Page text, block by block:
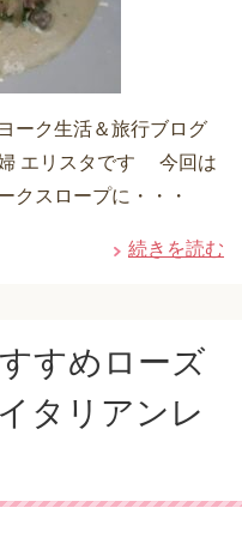
ーク生活＆旅行ブログ
エリスタです 今回は
クスロープに・・・
続きを読む
すめローズ
タリアンレ